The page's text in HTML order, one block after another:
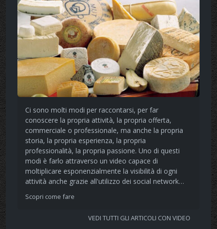
Ci sono molti modi per raccontarsi, per far
conoscere la propria attività, la propria offerta,
commerciale o professionale, ma anche la propria
storia, la propria esperienza, la propria
professionalità, la propria passione. Uno di questi
modi è farlo attraverso un video capace di
moltiplicare esponenzialmente la visibilità di ogni
attività anche grazie all'utilizzo dei social network…
Scopri come fare
VEDI TUTTI GLI ARTICOLI CON VIDEO